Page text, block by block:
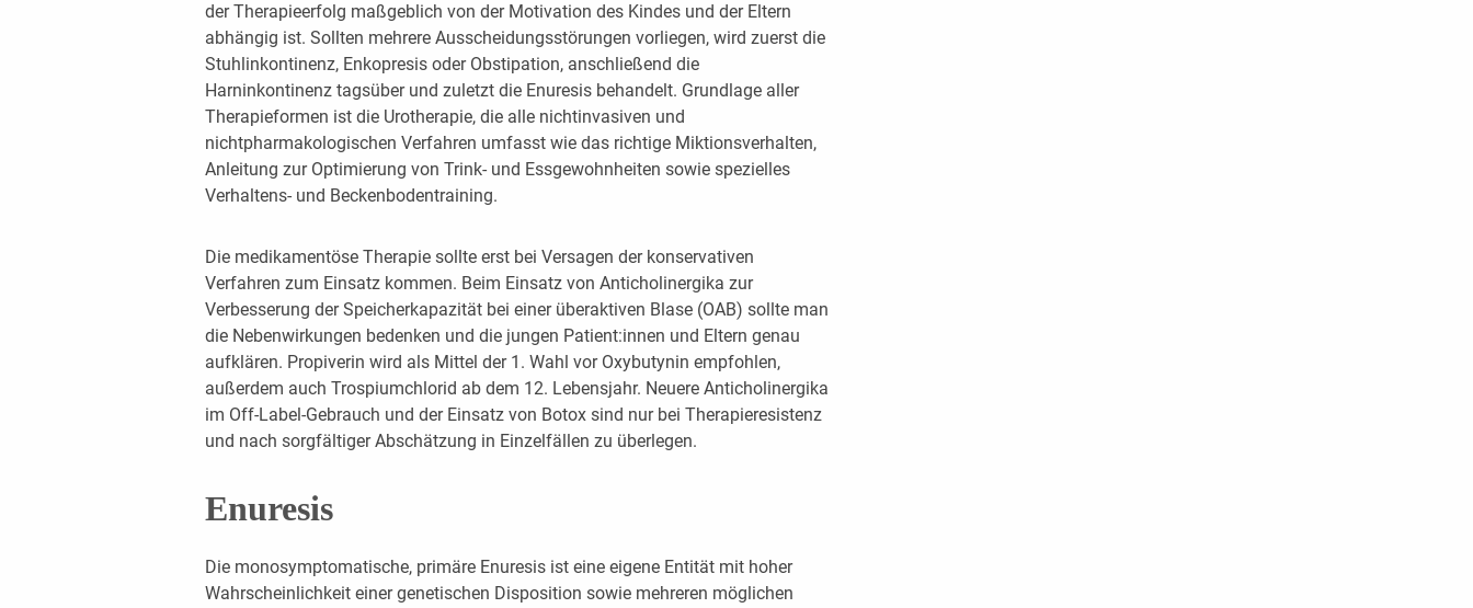
der Therapieerfolg maßgeblich von der Motivation des Kindes und der Eltern
abhängig ist. Sollten mehrere Ausscheidungsstörungen vorliegen, wird zuerst die
Stuhlinkontinenz, Enkopresis oder Obstipation, anschließend die
Harninkontinenz tagsüber und zuletzt die Enuresis behandelt. Grundlage aller
Therapieformen ist die Urotherapie, die alle nichtinvasiven und
nichtpharmakologischen Verfahren umfasst wie das richtige Miktionsverhalten,
Anleitung zur Optimierung von Trink- und Essgewohnheiten sowie spezielles
Verhaltens- und Beckenbodentraining.
Die medikamentöse Therapie sollte erst bei Versagen der konservativen
Verfahren zum Einsatz kommen. Beim Einsatz von Anticholinergika zur
Verbesserung der Speicherkapazität bei einer überaktiven Blase (OAB) sollte man
die Nebenwirkungen bedenken und die jungen Patient:innen und Eltern genau
aufklären. Propiverin wird als Mittel der 1. Wahl vor Oxybutynin empfohlen,
außerdem auch Trospiumchlorid ab dem 12. Lebensjahr. Neuere Anticholinergika
im Off-Label-Gebrauch und der Einsatz von Botox sind nur bei Therapieresistenz
und nach sorgfältiger Abschätzung in Einzelfällen zu überlegen.
Enuresis
Die monosymptomatische, primäre Enuresis ist eine eigene Entität mit hoher
Wahrscheinlichkeit einer genetischen Disposition sowie mehreren möglichen